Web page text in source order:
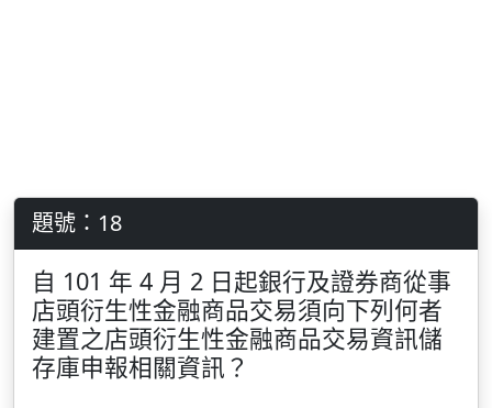
題號：18
自 101 年 4 月 2 日起銀行及證券商從事
店頭衍生性金融商品交易須向下列何者
建置之店頭衍生性金融商品交易資訊儲
存庫申報相關資訊？